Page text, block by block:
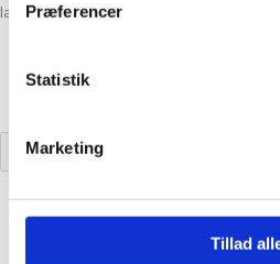
Præferencer
Statistik
Marketing
Tillad
lærer mere om hinanden og får et godt
Strikke og Hæklespil